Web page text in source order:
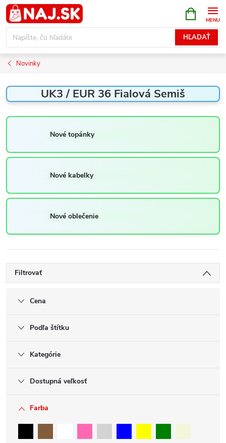
Prejsť
na
obsah
HĽADAŤ
KOŠÍK
Novinky
UK3 / EUR 36 Fialová Semiš
Nové topánky
Nové kabelky
Nové oblečenie
Filtrovať
Cena
Podľa štítku
Kategórie
Dostupná veľkosť
Farba